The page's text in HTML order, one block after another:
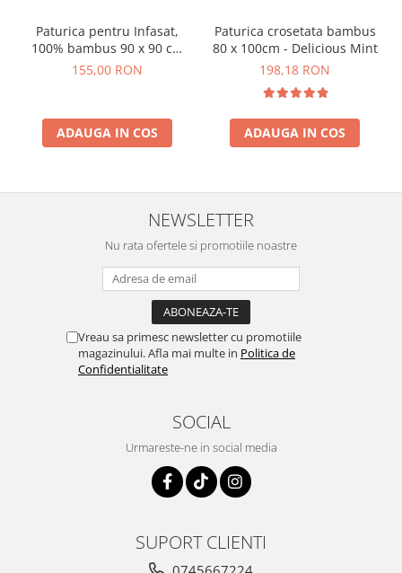
Paturica pentru Infasat,
100% bambus 90 x 90 cm
Caramel
155,00 RON
ADAUGA IN COS
Paturica crosetata bambus
80 x 100cm - Delicious Mint
198,18 RON
ADAUGA IN COS
NEWSLETTER
Nu rata ofertele si promotiile noastre
Vreau sa primesc newsletter cu promotiile
magazinului. Afla mai multe in Politica de
Confidentialitate
SOCIAL
Urmareste-ne in social media
SUPORT CLIENTI